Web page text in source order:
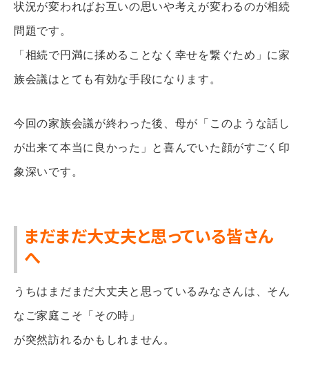
状況が変わればお互いの思いや考えが変わるのが相続
問題です。
「相続で円満に揉めることなく幸せを繋ぐため」に家
族会議はとても有効な手段になります。
今回の家族会議が終わった後、母が「このような話し
が出来て本当に良かった」と喜んでいた顔がすごく印
象深いです。
まだまだ大丈夫と思っている皆さん
へ
うちはまだまだ大丈夫と思っているみなさんは、そん
なご家庭こそ「その時」
が突然訪れるかもしれません。